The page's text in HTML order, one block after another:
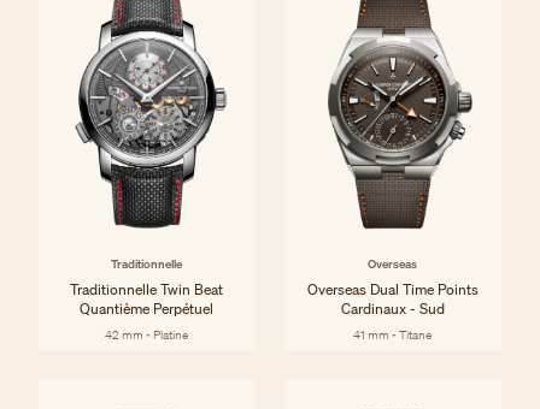
Traditionnelle
Traditionnelle Twin Beat
Quantième Perpétuel
42 mm - Platine
Overseas
Overseas Dual Time Points
Cardinaux - Sud
41 mm - Titane